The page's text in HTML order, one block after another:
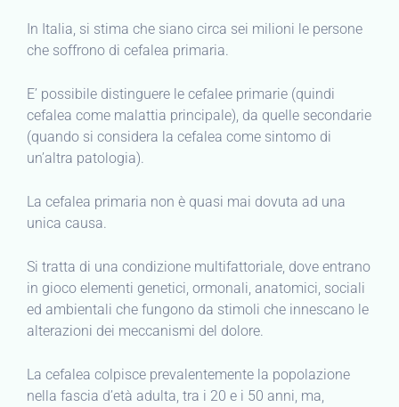
In Italia, si stima che siano circa sei milioni le persone
che soffrono di cefalea primaria.
E’ possibile distinguere le cefalee primarie (quindi
cefalea come malattia principale), da quelle secondarie
(quando si considera la cefalea come sintomo di
un’altra patologia).
La cefalea primaria non è quasi mai dovuta ad una
unica causa.
Si tratta di una condizione multifattoriale, dove entrano
in gioco elementi genetici, ormonali, anatomici, sociali
ed ambientali che fungono da stimoli che innescano le
alterazioni dei meccanismi del dolore.
La cefalea colpisce prevalentemente la popolazione
nella fascia d’età adulta, tra i 20 e i 50 anni, ma,